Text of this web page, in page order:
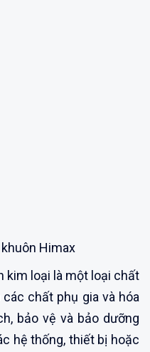
Himax
kim loại là một loại chất
chất phụ gia và hóa
bảo vệ và bảo dưỡng
hệ thống, thiết bị hoặc